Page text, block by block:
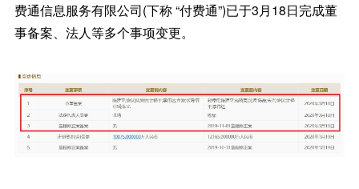
费通信息服务有限公司(下称 “付费通”)已于3月18日完成董
事备案、法人等多个事项变更。